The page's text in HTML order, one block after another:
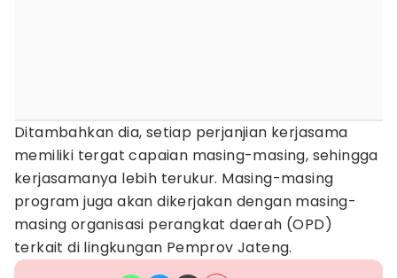
Ditambahkan dia, setiap perjanjian kerjasama
memiliki tergat capaian masing-masing, sehingga
kerjasamanya lebih terukur. Masing-masing
program juga akan dikerjakan dengan masing-
masing organisasi perangkat daerah (OPD)
terkait di lingkungan Pemprov Jateng.